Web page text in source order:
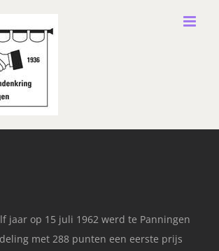
jaar op 15 juli 1962 werd te Panningen
met 288 punten een eerste prijs